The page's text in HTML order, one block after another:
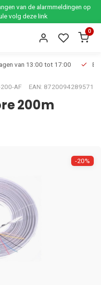
van de alarmmeldingen op
volg deze link
0
van 13:00 tot 17:00
AF EAN: 8720094289571
200m
-20%